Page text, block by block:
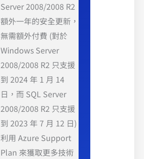
Server 2008/2008 R2
額外一年的安全更新，
無需額外付費 (對於
Windows Server
2008/2008 R2 只支援
到 2024 年 1 月 14
日，而 SQL Server
2008/2008 R2 只支援
到 2023 年 7 月 12 日)
利用 Azure Support
Plan 來獲取更多技術